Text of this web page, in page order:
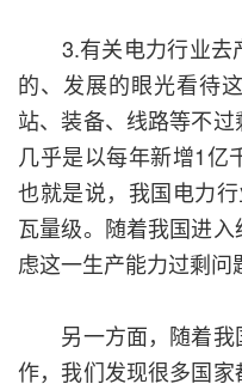
3.有关电力行业去
的、发展的眼光看待
站、装备、线路等不
几乎是以每年新增1亿
也就是说，我国电力
瓦量级。随着我国进
虑这一生产能力过剩问
另一方面，随着我
作，我们发现很多国家